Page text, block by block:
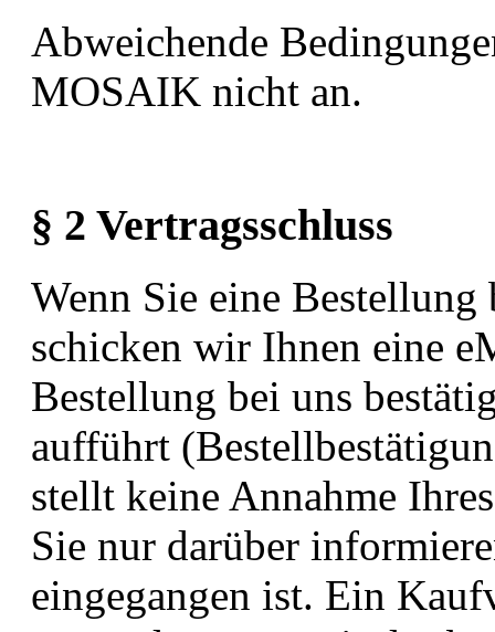
Abweichende
MOSAIK nicht an.
§ 2 Vertragsschluss
Wenn Sie eine
schicken wir Ihnen eine
Bestellung bei uns
aufführt
stellt keine Annahme
Sie nur darüber
eingegangen ist. Ein